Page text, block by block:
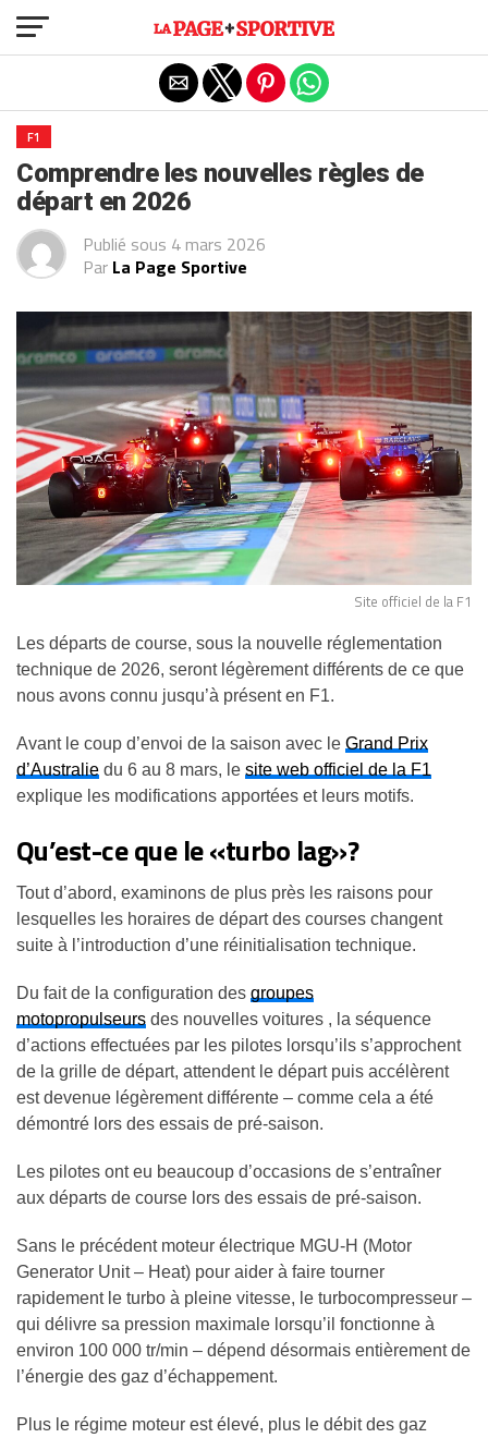
F1
Comprendre les nouvelles règles de
départ en 2026
Publié sous 4 mars 2026
Par La Page Sportive
Site officiel de la F1
Les départs de course, sous la nouvelle réglementation
technique de 2026, seront légèrement différents de ce que
nous avons connu jusqu’à présent en F1.
Avant le coup d’envoi de la saison avec le Grand Prix
d’Australie du 6 au 8 mars, le site web officiel de la F1
explique les modifications apportées et leurs motifs.
Qu’est-ce que le «turbo lag»?
Tout d’abord, examinons de plus près les raisons pour
lesquelles les horaires de départ des courses changent
suite à l’introduction d’une réinitialisation technique.
Du fait de la configuration des groupes
motopropulseurs des nouvelles voitures , la séquence
d’actions effectuées par les pilotes lorsqu’ils s’approchent
de la grille de départ, attendent le départ puis accélèrent
est devenue légèrement différente – comme cela a été
démontré lors des essais de pré-saison.
Les pilotes ont eu beaucoup d’occasions de s’entraîner
aux départs de course lors des essais de pré-saison.
Sans le précédent moteur électrique MGU-H (Motor
Generator Unit – Heat) pour aider à faire tourner
rapidement le turbo à pleine vitesse, le turbocompresseur –
qui délivre sa pression maximale lorsqu’il fonctionne à
environ 100 000 tr/min – dépend désormais entièrement de
l’énergie des gaz d’échappement.
Plus le régime moteur est élevé, plus le débit des gaz
Exit mobile version